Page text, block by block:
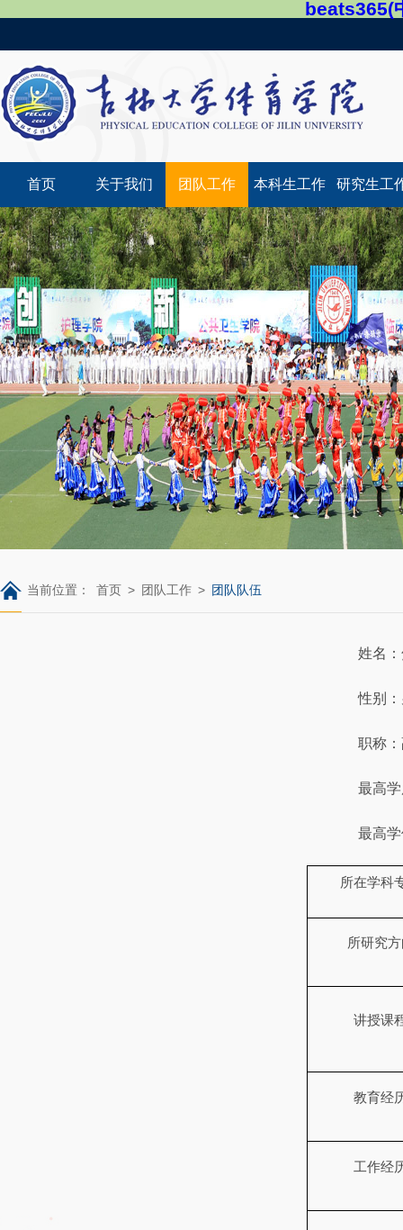
beats365(
首页 关于我们 团队工作 本科生工作 研究生工
当前位置： 首页 > 团队工作 > 团队队伍
姓名
性别
职称
最高
最高
所在学科
所研究
讲授课
教育经
工作经